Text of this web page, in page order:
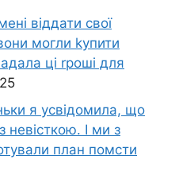
віддати свої
могли kупити
ці rроші для
я усвідомила, що
невісткою. І ми з
план помсти